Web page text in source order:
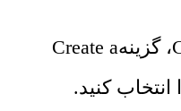
در صفحه اصلی Canva، گزینهCreate a